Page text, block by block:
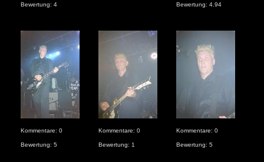
Bewertung: 4 Bewertung: 4.94
Kommentare: 0
Bewertung: 5
Kommentare: 0
Bewertung: 1
Kommentare: 0
Bewertung: 5